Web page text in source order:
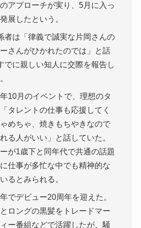
アプローチが実り、5月に入っ
展したという。
者は「律義で誠実な片岡さんの
さんがひかれたのでは」と話
でに親しい知人に交際を報告し
10月のイベントで、理想のタ
タレントの仕事も応援してく
めちゃ、焼きもちやきなので
る人がいい」と話していた。
が1歳下と同年代で共通の話題
仕事が多忙な中でも精神的な
るとみられる。
でデビュー20周年を迎えた。
ロングの黒髪をトレードマー
ー番組などで活躍したが、騒